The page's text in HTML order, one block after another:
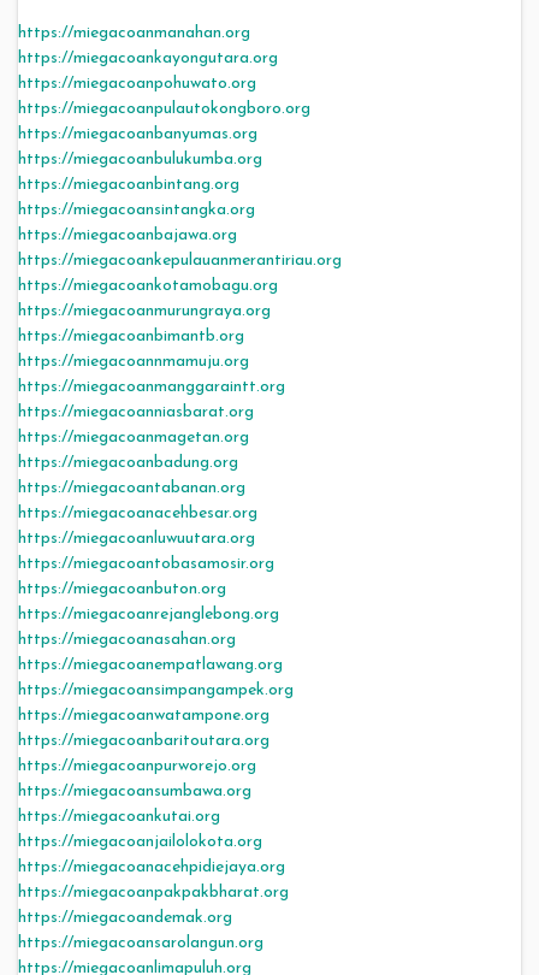
https://miegacoanmanahan.org
https://miegacoankayongutara.org
https://miegacoanpohuwato.org
https://miegacoanpulautokongboro.org
https://miegacoanbanyumas.org
https://miegacoanbulukumba.org
https://miegacoanbintang.org
https://miegacoansintangka.org
https://miegacoanbajawa.org
https://miegacoankepulauanmerantiriau.org
https://miegacoankotamobagu.org
https://miegacoanmurungraya.org
https://miegacoanbimantb.org
https://miegacoannmamuju.org
https://miegacoanmanggaraintt.org
https://miegacoanniasbarat.org
https://miegacoanmagetan.org
https://miegacoanbadung.org
https://miegacoantabanan.org
https://miegacoanacehbesar.org
https://miegacoanluwuutara.org
https://miegacoantobasamosir.org
https://miegacoanbuton.org
https://miegacoanrejanglebong.org
https://miegacoanasahan.org
https://miegacoanempatlawang.org
https://miegacoansimpangampek.org
https://miegacoanwatampone.org
https://miegacoanbaritoutara.org
https://miegacoanpurworejo.org
https://miegacoansumbawa.org
https://miegacoankutai.org
https://miegacoanjailolokota.org
https://miegacoanacehpidiejaya.org
https://miegacoanpakpakbharat.org
https://miegacoandemak.org
https://miegacoansarolangun.org
https://miegacoanlimapuluh.org